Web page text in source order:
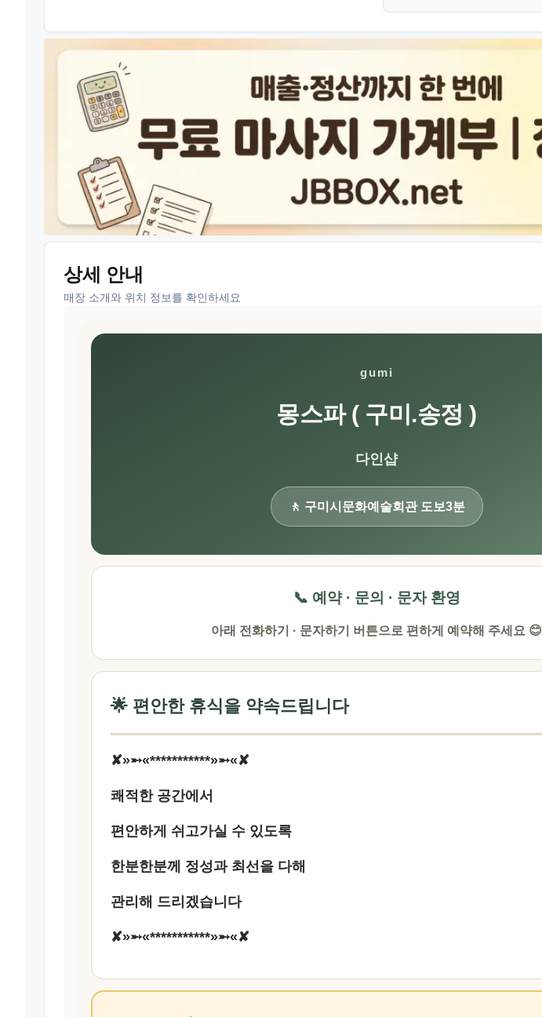
상세 안내
매장 소개와 위치 정보를 확인하세요
gumi
몽스파 ( 구미.송정 )
다인샵
🚶 구미시문화예술회관 도보3분
📞 예약 · 문의 · 문자 환영
아래 전화하기 · 문자하기 버튼으로 편하게 예약해 주세요 😊
🌟 편안한 휴식을 약속드립니다
✘»➵«***********»➵«✘
쾌적한 공간에서
편안하게 쉬고가실 수 있도록
한분한분께 정성과 최선을 다해
관리해 드리겠습니다
✘»➵«***********»➵«✘